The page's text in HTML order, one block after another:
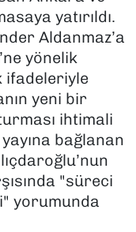
yatırıldı.
Aldanmaz’a
yönelik
ifadeleriyle
yeni bir
ihtimali
bağlanan
"süreci
yorumunda